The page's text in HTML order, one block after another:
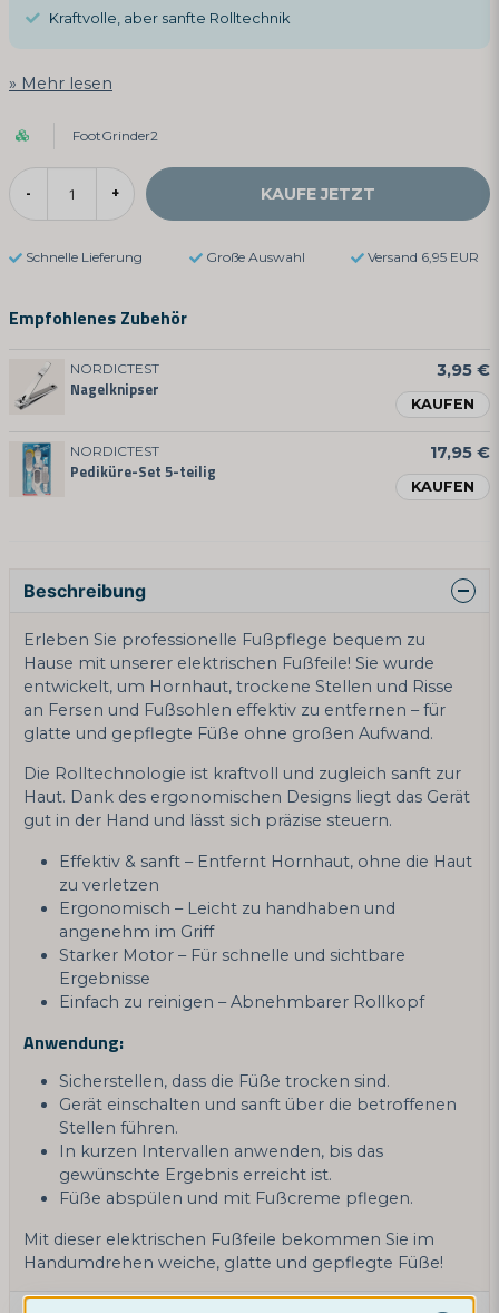
Kraftvolle, aber sanfte Rolltechnik
Mehr lesen
FootGrinder2
- + KAUFE JETZT
Schnelle Lieferung Große Auswahl Versand 6,95 EUR
Empfohlenes Zubehör
NORDICTEST
Nagelknipser
3,95 €
KAUFEN
NORDICTEST
Pediküre-Set 5-teilig
17,95 €
KAUFEN
Beschreibung
Erleben Sie professionelle Fußpflege bequem zu
Hause mit unserer elektrischen Fußfeile! Sie wurde
entwickelt, um Hornhaut, trockene Stellen und Risse
an Fersen und Fußsohlen effektiv zu entfernen – für
glatte und gepflegte Füße ohne großen Aufwand.
Die Rolltechnologie ist kraftvoll und zugleich sanft zur
Haut. Dank des ergonomischen Designs liegt das Gerät
gut in der Hand und lässt sich präzise steuern.
Effektiv & sanft – Entfernt Hornhaut, ohne die Haut
zu verletzen
Ergonomisch – Leicht zu handhaben und
angenehm im Griff
Starker Motor – Für schnelle und sichtbare
Ergebnisse
Einfach zu reinigen – Abnehmbarer Rollkopf
Anwendung:
Sicherstellen, dass die Füße trocken sind.
Gerät einschalten und sanft über die betroffenen
Stellen führen.
In kurzen Intervallen anwenden, bis das
gewünschte Ergebnis erreicht ist.
Füße abspülen und mit Fußcreme pflegen.
Mit dieser elektrischen Fußfeile bekommen Sie im
Handumdrehen weiche, glatte und gepflegte Füße!